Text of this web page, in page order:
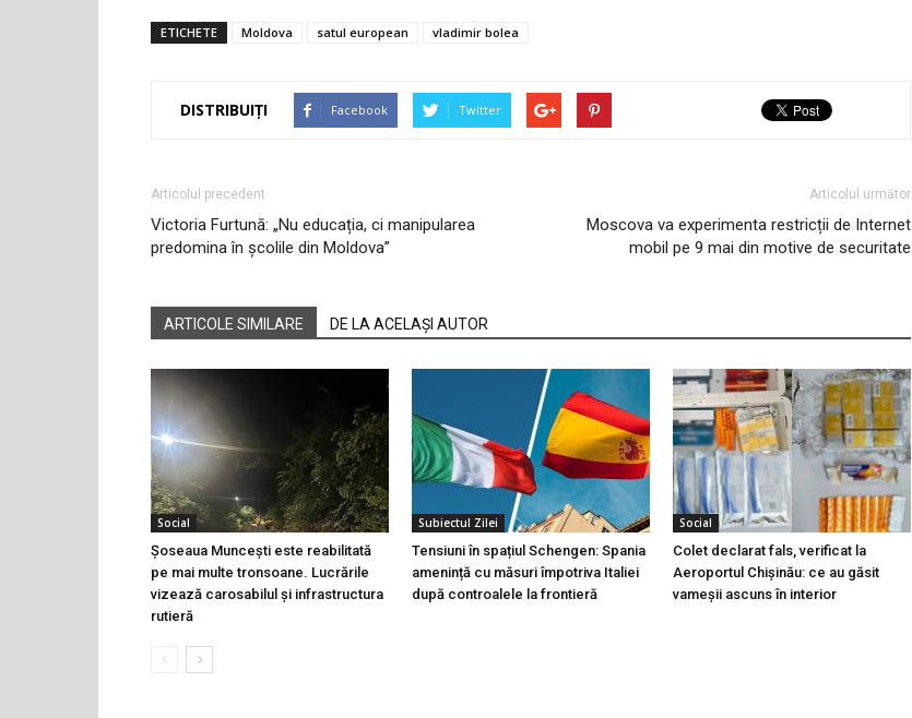
ETICHETE Moldova satul european vladimir bolea
DISTRIBUIȚI Facebook Twitter
Articolul precedent
Victoria Furtună: „Nu educația, ci manipularea
predomina în școlile din Moldova”
Articolul următor
Moscova va experimenta restricții de Internet
mobil pe 9 mai din motive de securitate
ARTICOLE SIMILARE DE LA ACELAȘI AUTOR
Social
Șoseaua Muncești este reabilitată
pe mai multe tronsoane. Lucrările
vizează carosabilul și infrastructura
rutieră
Subiectul Zilei
Tensiuni în spațiul Schengen: Spania
amenință cu măsuri împotriva Italiei
după controalele la frontieră
Social
Colet declarat fals, verificat la
Aeroportul Chișinău: ce au găsit
vameșii ascuns în interior